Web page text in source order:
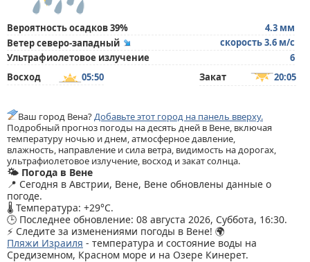
Вероятность осадков 39%
4.3 мм
Ветер северо-западный
скорость 3.6 м/с
Ультрафиолетовое излучение
6
Восход
05:50 Закат 20:05
Ваш город Вена?Добавьте этот город на панель вверху.
Подробный прогноз погоды на десять дней в Вене, включая
температуру ночью и днем, атмосферное давление,
влажность, направление и сила ветра, видимость на дорогах,
ультрафиолетовое излучение, восход и закат солнца.
🌤️ Погода в Вене
📍 Сегодня в Австрии, Вене, Вене обновлены данные о
погоде.
🌡️ Температура: +29°C.
🕒 Последнее обновление: 08 августа 2026, Суббота, 16:30.
⚡ Следите за изменениями погоды в Вене! 🌍
Пляжи Израиля - температура и состояние воды на
Средиземном, Красном море и на Озере Кинерет.